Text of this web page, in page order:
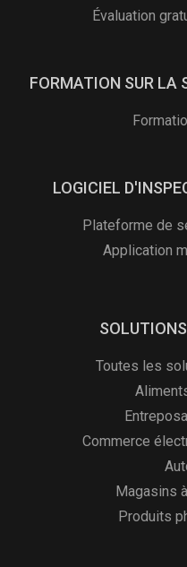
Évaluation
FORMATION SUR LA
LOGICIEL
Plateforme de
Application
Toutes les
Commerce
Magasins
Produits